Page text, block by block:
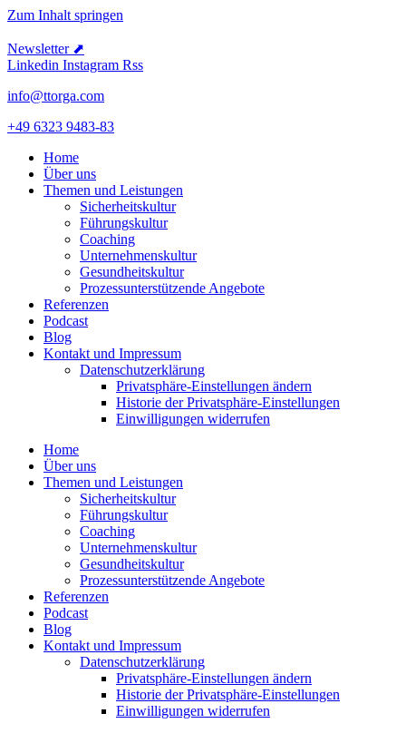
Zum Inhalt springen
Newsletter ⬈
Linkedin Instagram Rss
info@ttorga.com
+49 6323 9483-83
Home
Über uns
Themen und Leistungen
Sicher­heits­kultur
Führungs­kultur
Coaching
Unter­neh­mens­kultur
Gesund­heits­kultur
Prozess­un­ter­stüt­zende Angebote
Referenzen
Podcast
Blog
Kontakt und Impressum
Daten­schutz­er­klärung
Privat­sphäre-Einstel­lungen ändern
Historie der Privat­sphäre-Einstel­lungen
Einwil­li­gungen wider­rufen
Home
Über uns
Themen und Leistungen
Sicher­heits­kultur
Führungs­kultur
Coaching
Unter­neh­mens­kultur
Gesund­heits­kultur
Prozess­un­ter­stüt­zende Angebote
Referenzen
Podcast
Blog
Kontakt und Impressum
Daten­schutz­er­klärung
Privat­sphäre-Einstel­lungen ändern
Historie der Privat­sphäre-Einstel­lungen
Einwil­li­gungen wider­rufen